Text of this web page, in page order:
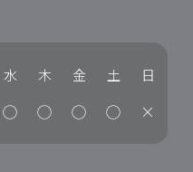
水 木 金 土 日
◯ ◯ ◯ ◯ ×